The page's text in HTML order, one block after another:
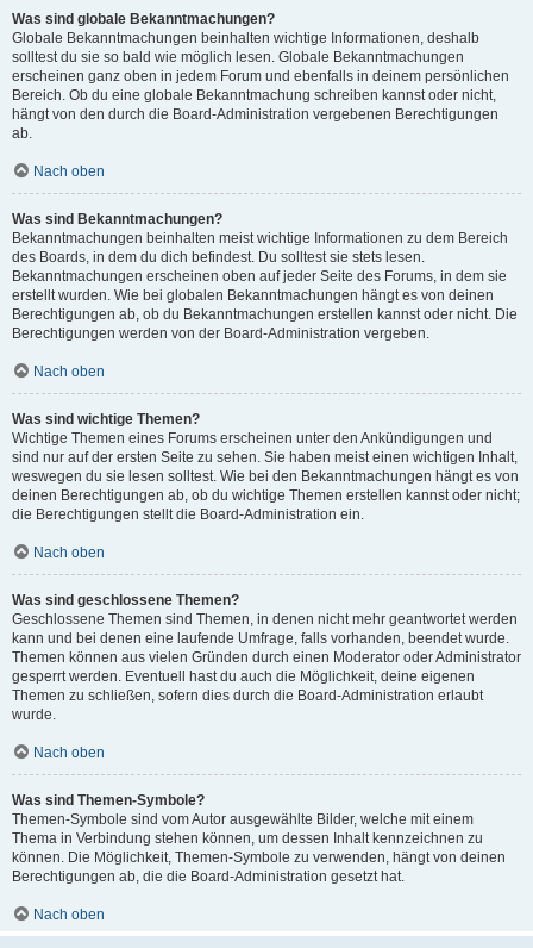
Was sind globale Bekanntmachungen?
Globale Bekanntmachungen beinhalten wichtige Informationen, deshalb
solltest du sie so bald wie möglich lesen. Globale Bekanntmachungen
erscheinen ganz oben in jedem Forum und ebenfalls in deinem persönlichen
Bereich. Ob du eine globale Bekanntmachung schreiben kannst oder nicht,
hängt von den durch die Board-Administration vergebenen Berechtigungen
ab.
Nach oben
Was sind Bekanntmachungen?
Bekanntmachungen beinhalten meist wichtige Informationen zu dem Bereich
des Boards, in dem du dich befindest. Du solltest sie stets lesen.
Bekanntmachungen erscheinen oben auf jeder Seite des Forums, in dem sie
erstellt wurden. Wie bei globalen Bekanntmachungen hängt es von deinen
Berechtigungen ab, ob du Bekanntmachungen erstellen kannst oder nicht. Die
Berechtigungen werden von der Board-Administration vergeben.
Nach oben
Was sind wichtige Themen?
Wichtige Themen eines Forums erscheinen unter den Ankündigungen und
sind nur auf der ersten Seite zu sehen. Sie haben meist einen wichtigen Inhalt,
weswegen du sie lesen solltest. Wie bei den Bekanntmachungen hängt es von
deinen Berechtigungen ab, ob du wichtige Themen erstellen kannst oder nicht;
die Berechtigungen stellt die Board-Administration ein.
Nach oben
Was sind geschlossene Themen?
Geschlossene Themen sind Themen, in denen nicht mehr geantwortet werden
kann und bei denen eine laufende Umfrage, falls vorhanden, beendet wurde.
Themen können aus vielen Gründen durch einen Moderator oder Administrator
gesperrt werden. Eventuell hast du auch die Möglichkeit, deine eigenen
Themen zu schließen, sofern dies durch die Board-Administration erlaubt
wurde.
Nach oben
Was sind Themen-Symbole?
Themen-Symbole sind vom Autor ausgewählte Bilder, welche mit einem
Thema in Verbindung stehen können, um dessen Inhalt kennzeichnen zu
können. Die Möglichkeit, Themen-Symbole zu verwenden, hängt von deinen
Berechtigungen ab, die die Board-Administration gesetzt hat.
Nach oben